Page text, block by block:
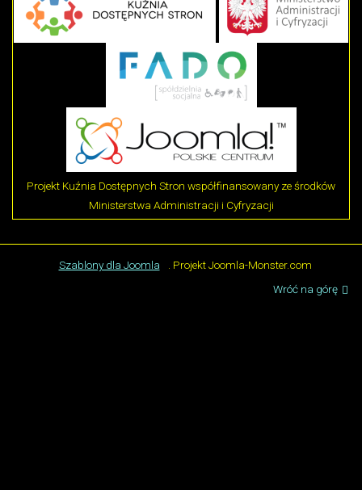
Projekt Kuźnia Dostępnych Stron współfinansowany ze środków
Ministerstwa Administracji i Cyfryzacji
Szablony dla Joomla
. Projekt Joomla-Monster.com
Wróć na górę